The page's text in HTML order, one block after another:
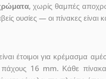
, χωρίς θαμπές
ουσίες — οι πίνακες είναι
έτοιμοι για κρέμασμα
πάχους 16 mm. Κάθε